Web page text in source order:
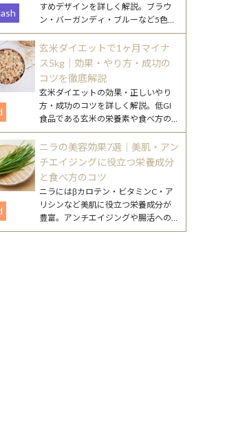
すめデザインを詳しく解説。ブラウ
ン・バーガンディ・ブルーなど5色の
特徴と、初心者でも挑戦しやすい取
り入れ方を紹介します。
玄米ダイエットで1ヶ月マイナ
ス5kg｜効果・やり方・成功の
コツを徹底解説
玄米ダイエットの効果・正しいやり
方・成功のコツを詳しく解説。低GI
食品である玄米の栄養素や食べ方の
工夫、注意点まで、無理なく続ける
ためのポイントをまとめました。
ニラの美容効果7選｜美肌・アン
チエイジングに役立つ栄養成分
と食べ方のコツ
ニラにはβカロテン・ビタミンC・ア
リシンなど美肌に役立つ栄養成分が
豊富。アンチエイジングや腸活への
働きが期待できるニラの美容効果